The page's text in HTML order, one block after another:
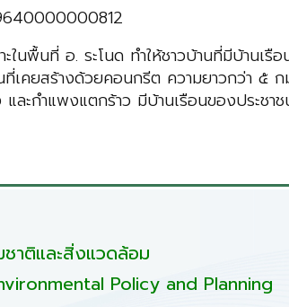
นพื้นที่ อ. ระโนด ทำให้ชาวบ้านที่มีบ้านเ
เคยสร้างด้วยคอนกรีต ความยาวกว่า ๕
ละกำแพงแตกร้าว มีบ้านเรือนของประ
าติและสิ่งแวดล้อม
Policy and Planning